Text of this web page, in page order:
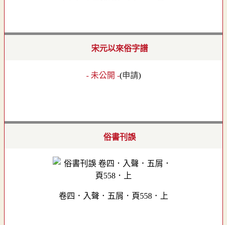
宋元以來俗字譜
- 未公開 -(申請)
俗書刊誤
卷四．入聲．五屑．頁558．上